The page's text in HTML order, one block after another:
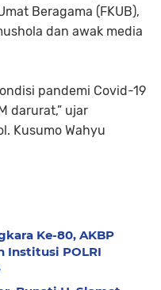
Beragama (FKUB),
dan awak media
pandemi Covid-19
darurat,” ujar
Kusumo Wahyu
Ke-80, AKBP
Institusi POLRI